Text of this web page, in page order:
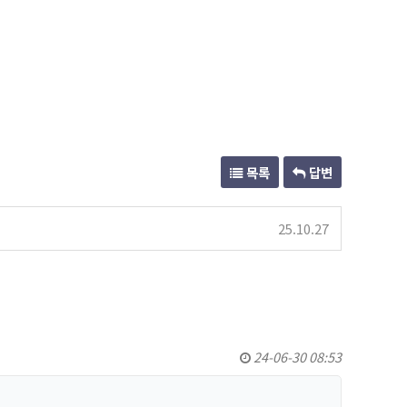
목록 답변
25.10.27
24-06-30 08:53